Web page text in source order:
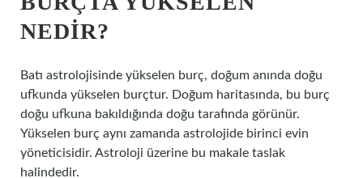
NEDIR?
Batı astrolojisinde yükselen burç, doğum anında doğu
ufkunda yükselen burçtur. Doğum haritasında, bu burç
doğu ufkuna bakıldığında doğu tarafında görünür.
Yükselen burç aynı zamanda astrolojide birinci evin
yöneticisidir. Astroloji üzerine bu makale taslak
halindedir.